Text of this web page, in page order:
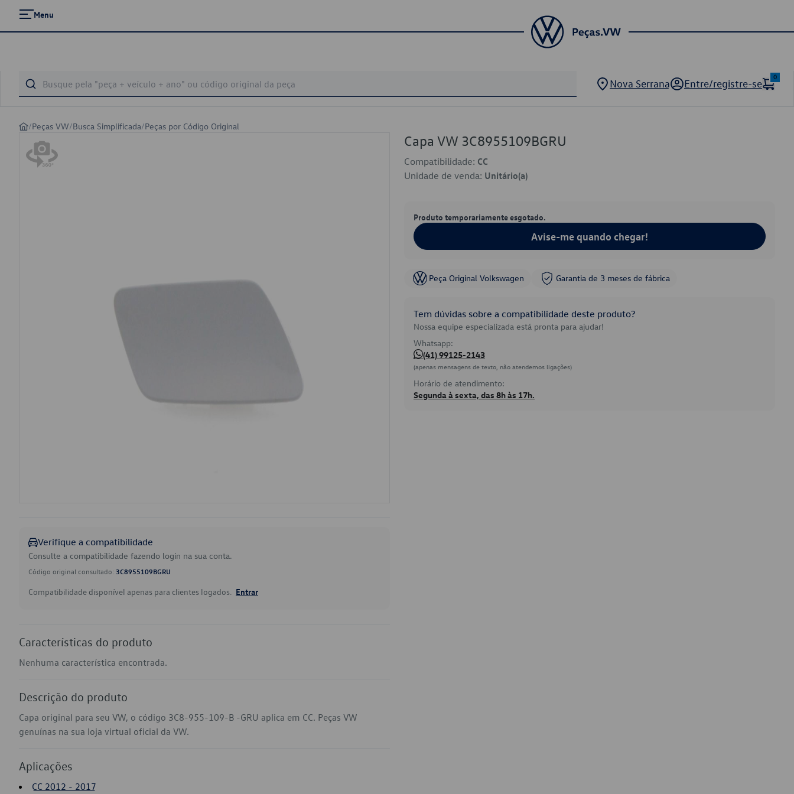
Menu
Nova Serrana Entre/registre-se
0
/Peças VW/Busca Simplificada/Peças por Código Original
Verifique a compatibilidade
Consulte a compatibilidade fazendo login na sua conta.
Código original consultado: 3C8955109BGRU
Compatibilidade disponível apenas para clientes logados. Entrar
Características do produto
Nenhuma característica encontrada.
Descrição do produto
Capa original para seu VW, o código 3C8-955-109-B -GRU aplica em CC. Peças VW
genuínas na sua loja virtual oficial da VW.
Aplicações
CC 2012 - 2017
Capa VW 3C8955109BGRU
Compatibilidade: CC
Unidade de venda: Unitário(a)
Produto temporariamente esgotado.
Avise-me quando chegar!
Peça Original Volkswagen Garantia de 3 meses de fábrica
Tem dúvidas sobre a compatibilidade deste produto?
Nossa equipe especializada está pronta para ajudar!
Whatsapp:
(41) 99125-2143
(apenas mensagens de texto, não atendemos ligações)
Horário de atendimento:
Segunda à sexta, das 8h às 17h.